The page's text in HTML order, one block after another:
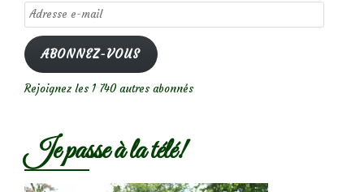
Adresse
e-
mail
ABONNEZ-VOUS
Rejoignez les 1 740 autres abonnés
Je passe à la télé!